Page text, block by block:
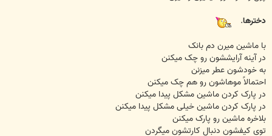
دخترها.
با ماشين ميرن دم بانک
در آينه آرايششون رو چک ميکنن
به خودشون عطر ميزنن
احتمالاً موهاشون رو هم چک ميکنن
در پارک کردن ماشين مشکل پيدا ميکنن
در پارک کردن ماشين خيلی مشکل پيدا ميکنن
بلاخره ماشين رو پارک ميکنن
توی کيفشون دنبال کارتشون ميگردن